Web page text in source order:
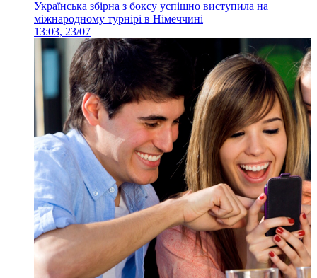
Українська збірна з боксу успішно виступила на
міжнародному турнірі в Німеччині
13:03, 23/07